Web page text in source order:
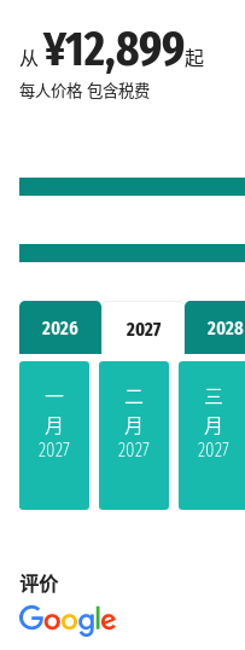
2026 2027 2028
一
月
2027
二
月
2027
三
月
2027
从 ¥12,899起
每人价格 包含税费
评价